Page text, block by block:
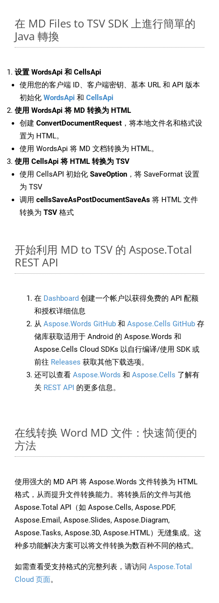
在 MD Files to TSV SDK 上進行簡單的
Java 轉換
设置 WordsApi 和 CellsApi
使用您的客户端 ID、客户端密钥、基本 URL 和 API 版本
初始化 WordsApi 和 CellsApi
使用 WordsApi 将 MD 转换为 HTML
创建 ConvertDocumentRequest ，将本地文件名和格式设
置为 HTML。
使用 WordsApi 将 MD 文档转换为 HTML。
使用 CellsApi 将 HTML 转换为 TSV
使用 CellsAPI 初始化 SaveOption ，将 SaveFormat 设置
为 TSV
调用 cellsSaveAsPostDocumentSaveAs 将 HTML 文件
转换为 TSV 格式
开始利用 MD to TSV 的 Aspose.Total
REST API
在 Dashboard 创建一个帐户以获得免费的 API 配额
和授权详细信息
从 Aspose.Words GitHub 和 Aspose.Cells GitHub 存
储库获取适用于 Android 的 Aspose.Words 和
Aspose.Cells Cloud SDKs 以自行编译/使用 SDK 或
前往 Releases 获取其他下载选项。
还可以查看 Aspose.Words 和 Aspose.Cells 了解有
关 REST API 的更多信息。
在线转换 Word MD 文件：快速简便的
方法
使用强大的 MD API 将 Aspose.Words 文件转换为 HTML
格式，从而提升文件转换能力。将转换后的文件与其他
Aspose.Total API（如 Aspose.Cells, Aspose.PDF,
Aspose.Email, Aspose.Slides, Aspose.Diagram,
Aspose.Tasks, Aspose.3D, Aspose.HTML）无缝集成。这
种多功能解决方案可以将文件转换为数百种不同的格式。
如需查看受支持格式的完整列表，请访问 Aspose.Total
Cloud 页面。